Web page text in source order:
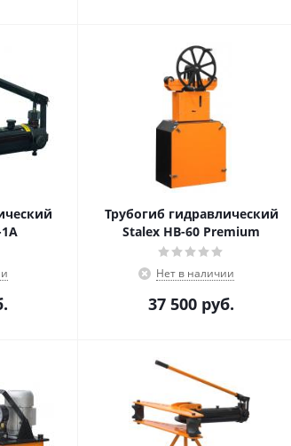
1А
Трубогиб гидравлический
Stalex HB-60 Premium
Нет в наличии
37 500 руб.